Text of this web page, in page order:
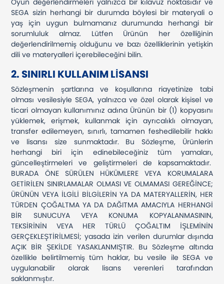
Oyun değerlendirmeleri yalnızca bir kılavuz noktasıdır ve
SEGA sizin herhangi bir durumda böylesi bir materyali o
yaş için uygun bulmamanız durumunda herhangi bir
sorumluluk almaz. Lütfen Ürünün her özelliğinin
değerlendirilmemiş olduğunu ve bazı özelliklerinin yetişkin
dili ve materyalleri içerebileceğini bilin.
2. SINIRLI KULLANIM LİSANSI
Sözleşmenin şartlarına ve koşullarına riayetinize tabi
olması vesilesiyle SEGA, yalnızca ve özel olarak kişisel ve
ticari olmayan kullanımınız adına Ürünün bir (1) kopyasını
yüklemek, erişmek, kullanmak için ayrıcalıklı olmayan,
transfer edilemeyen, sınırlı, tamamen feshedilebilir hakkı
ve lisansı size sunmaktadır. Bu Sözleşme, Ürünlerin
herhangi biri için edinebileceğiniz tüm yamaları,
güncelleştirmeleri ve geliştirmeleri de kapsamaktadır.
BURADA ÖNE SÜRÜLEN HÜKÜMLERE VEYA KORUMALARA
GETİRİLEN SINIRLAMALAR OLMASI VE OLMAMASI GEREĞİNCE;
ÜRÜNÜN VEYA İLGİLİ BİLGİLERİN YA DA MATERYALLERİN, HER
TÜRDEN ÇOĞALTMA YA DA DAĞITMA AMACIYLA HERHANGİ
BİR SUNUCUYA VEYA KONUMA KOPYALANMASININ,
TEKSİRİNİN VEYA HER TÜRLÜ ÇOĞALTIM İŞLEMİNİN
GERÇEKLEŞTİRİLMESİ; yasada izin verilen durumlar dışında
AÇIK BİR ŞEKİLDE YASAKLANMIŞTIR. Bu Sözleşme altında
özellikle belirtilmemiş tüm haklar, bu vesile ile SEGA ve
uygulanabilir olarak lisans verenleri tarafından
saklanmıştır.